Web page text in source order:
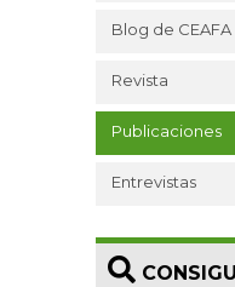
Blog de CEAFA
Revista
Publicaciones
Entrevistas